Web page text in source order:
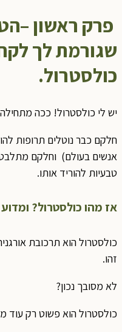
פרק ראשון
שגורמת לך
כולסטרול.
יש לי כולסטרול! ככה מתחילה
חלקם כבר נוטלים תרופות
אנשים בעולם) וחלקם
טבעיות להוריד אותו.
אז מהו כולסטרול?
זהו.
לא מסובך נכון?
כולסטרול הוא פשוט רק עוד